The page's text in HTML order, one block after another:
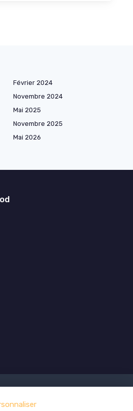
Février 2024
Novembre 2024
Mai 2025
Novembre 2025
Mai 2026